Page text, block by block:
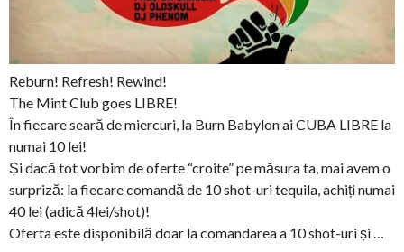
Reburn! Refresh! Rewind!
The Mint Club goes LIBRE!
În fiecare seară de miercuri, la Burn Babylon ai CUBA LIBRE la
numai 10 lei!
Și dacă tot vorbim de oferte “croite” pe măsura ta, mai avem o
surpriză: la fiecare comandă de 10 shot-uri tequila, achiți numai
40 lei (adică 4lei/shot)!
Oferta este disponibilă doar la comandarea a 10 shot-uri și …